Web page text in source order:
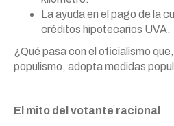
La ayuda en el pago de la
créditos hipotecarios UVA.
¿Qué pasa con el oficialismo
populismo, adopta medidas
El mito del votante racional